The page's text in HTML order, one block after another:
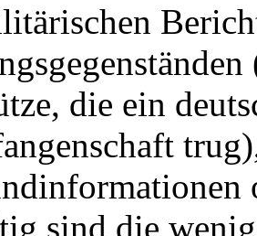
die ein
sind die